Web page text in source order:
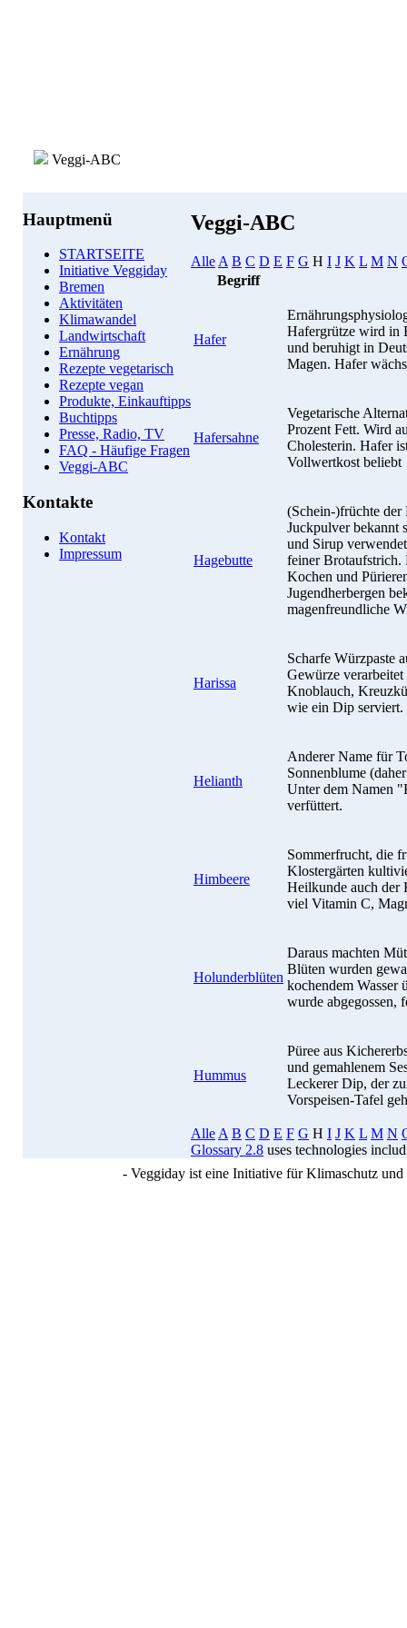
Veggi-ABC
Hauptmenü
STARTSEITE
Initiative Veggiday
Bremen
Aktivitäten
Klimawandel
Landwirtschaft
Ernährung
Rezepte vegetarisch
Rezepte vegan
Produkte, Einkauftipps
Buchtipps
Presse, Radio, TV
FAQ - Häufige Fragen
Veggi-ABC
Kontakte
Kontakt
Impressum
Veggi-ABC
Alle A B C D E F G H I J K L M N
Begriff
Hafer
Hafergrütze wird in
und beruhigt in
Magen. Hafer
Hafersahne
Vegetarische
Prozent Fett. Wird
Cholesterin. Hafer
Vollwertkost beliebt
Hagebutte
(Schein-)früchte der
Juckpulver bekannt
und Sirup
feiner Brotaufstrich.
Kochen und
Jugendherbergen
magenfreundliche
Harissa
Scharfe Würzpaste
Gewürze
Knoblauch,
wie ein Dip serviert.
Helianth
Anderer Name für
Sonnenblume
Unter dem Namen
verfüttert.
Himbeere
Sommerfrucht, die
Klostergärten
Heilkunde auch der
viel Vitamin C,
Holunderblüten
Daraus machten
Blüten wurden
kochendem Wasser
wurde abgegossen,
Hummus
Püree aus
und gemahlenem
Leckerer Dip, der
Vorspeisen-Tafel
Alle A B C D E F G H I J K L M N
Glossary 2.8 uses technologies
- Veggiday ist eine Initiative für Klimaschutz